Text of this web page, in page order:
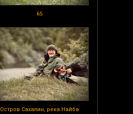
65
Остров Сахалин, река Найба